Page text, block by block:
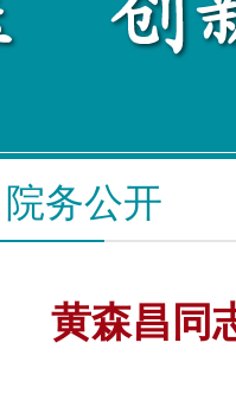
院务公开
黄森昌同